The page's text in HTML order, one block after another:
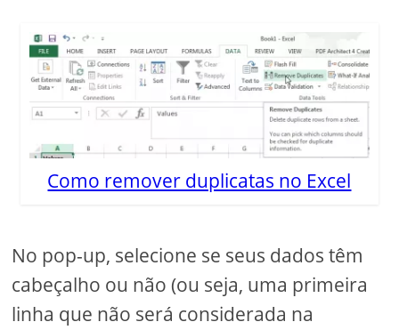
Como remover duplicatas no Excel
No pop-up, selecione se seus dados têm
cabeçalho ou não (ou seja, uma primeira
linha que não será considerada na